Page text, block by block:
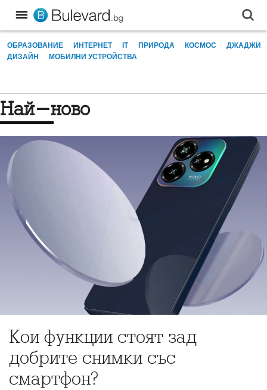
ОБРАЗОВАНИЕ ИНТЕРНЕТ IT ПРИРОДА КОСМОС
ДЖАДЖИ
ДИЗАЙН
МОБИЛНИ УСТРОЙСТВА
Най-ново
Кои функции стоят зад
добрите снимки със
смартфон?